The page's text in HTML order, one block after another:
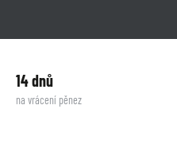
14 dnů
na vrácení pěnez